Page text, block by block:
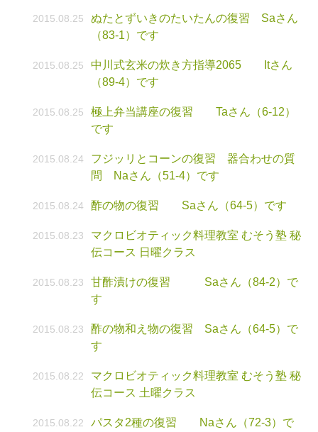
2015.08.25
ぬたとずいきのたいたんの復習 Saさん
（83-1）です
2015.08.25
中川式玄米の炊き方指導2065 Itさん
（89-4）です
2015.08.25
極上弁当講座の復習 Taさん（6-12）
です
2015.08.24
フジッリとコーンの復習 器合わせの質
問 Naさん（51-4）です
2015.08.24 酢の物の復習 Saさん（64-5）です
2015.08.23
マクロビオティック料理教室 むそう塾 秘
伝コース 日曜クラス
2015.08.23
甘酢漬けの復習 Saさん（84-2）で
す
2015.08.23
酢の物和え物の復習 Saさん（64-5）で
す
2015.08.22
マクロビオティック料理教室 むそう塾 秘
伝コース 土曜クラス
2015.08.22
パスタ2種の復習 Naさん（72-3）で